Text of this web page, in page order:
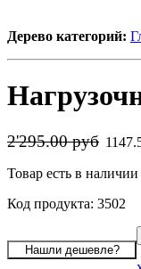
Дерево категорий:
2'295.00 руб
Товар есть в
Код продукта: 3502